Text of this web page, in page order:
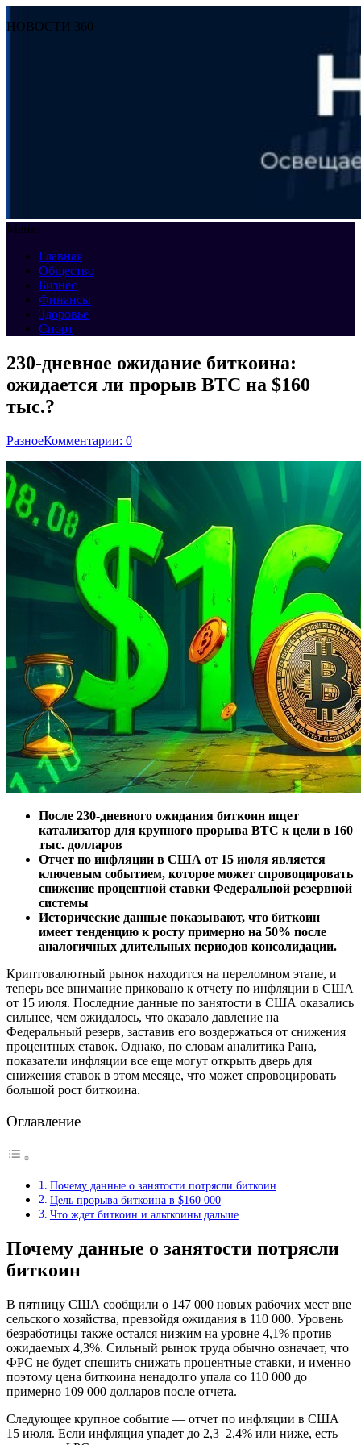
НОВОСТИ 360
Меню
Главная
Общество
Бизнес
Финансы
Здоровье
Спорт
230-дневное ожидание биткоина:
ожидается ли прорыв BTC на $160
тыс.?
РазноеКомментарии: 0
После 230-дневного ожидания биткоин ищет
катализатор для крупного прорыва BTC к цели в 160
тыс. долларов
Отчет по инфляции в США от 15 июля является
ключевым событием, которое может спровоцировать
снижение процентной ставки Федеральной резервной
системы
Исторические данные показывают, что биткоин
имеет тенденцию к росту примерно на 50% после
аналогичных длительных периодов консолидации.
Криптовалютный рынок находится на переломном этапе, и
теперь все внимание приковано к отчету по инфляции в США
от 15 июля. Последние данные по занятости в США оказались
сильнее, чем ожидалось, что оказало давление на
Федеральный резерв, заставив его воздержаться от снижения
процентных ставок. Однако, по словам аналитика Рана,
показатели инфляции все еще могут открыть дверь для
снижения ставок в этом месяце, что может спровоцировать
большой рост биткоина.
Оглавление
Почему данные о занятости потрясли биткоин
Цель прорыва биткоина в $160 000
Что ждет биткоин и альткоины дальше
Почему данные о занятости потрясли
биткоин
В пятницу США сообщили о 147 000 новых рабочих мест вне
сельского хозяйства, превзойдя ожидания в 110 000. Уровень
безработицы также остался низким на уровне 4,1% против
ожидаемых 4,3%. Сильный рынок труда обычно означает, что
ФРС не будет спешить снижать процентные ставки, и именно
поэтому цена биткоина ненадолго упала со 110 000 до
примерно 109 000 долларов после отчета.
Следующее крупное событие — отчет по инфляции в США
15 июля. Если инфляция упадет до 2,3–2,4% или ниже, есть